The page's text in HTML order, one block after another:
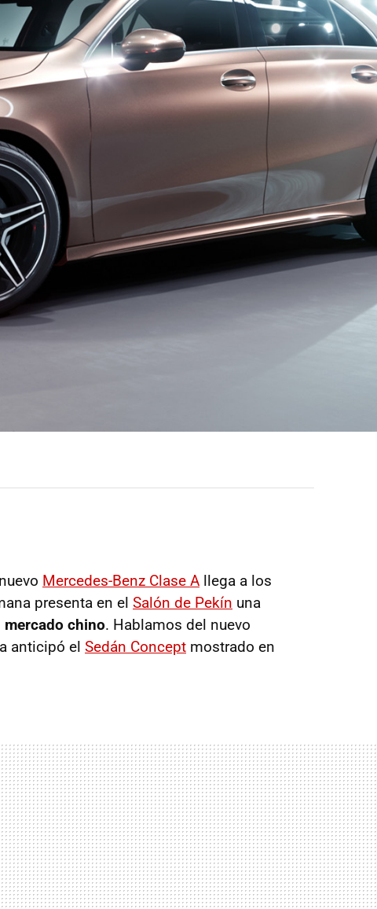
Mercedes-Benz Clase A llega a los
presenta en el Salón de Pekín una
mercado chino. Hablamos del nuevo
anticipó el Sedán Concept mostrado en